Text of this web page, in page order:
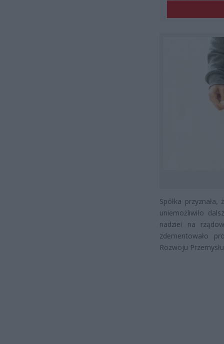
Spółka
uniemożliwiło
nadziei na
zdementowało
Rozwoju